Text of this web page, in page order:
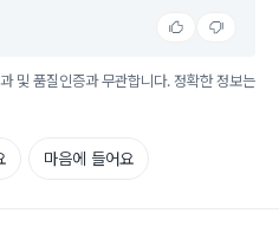
및 품질인증과 무관합니다. 정확한 정보는
마음에 들어요